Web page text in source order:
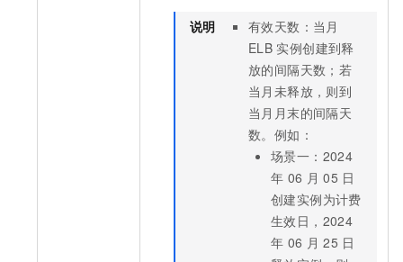
说明
有效天数：当月
ELB 实例创建到释
放的间隔天数；若
当月未释放，则到
当月月末的间隔天
数。例如：
场景一：2024
年 06 月 05 日
创建实例为计费
生效日，2024
年 06 月 25 日